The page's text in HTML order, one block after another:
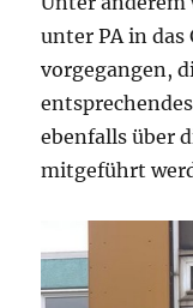
unter PA in das
vorgegangen,
ebenfalls über
mitgeführt